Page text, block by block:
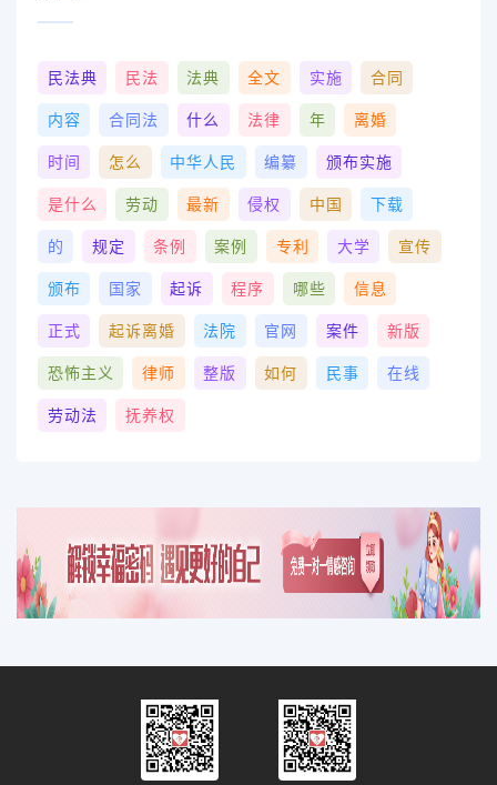
民法典 民法 法典 全文 实施 合同
内容 合同法 什么 法律 年 离婚
时间 怎么 中华人民 编纂 颁布实施
是什么 劳动 最新 侵权 中国 下载
的 规定 条例 案例 专利 大学 宣传
颁布 国家 起诉 程序 哪些 信息
正式 起诉离婚 法院 官网 案件 新版
恐怖主义 律师 整版 如何 民事 在线
劳动法 抚养权